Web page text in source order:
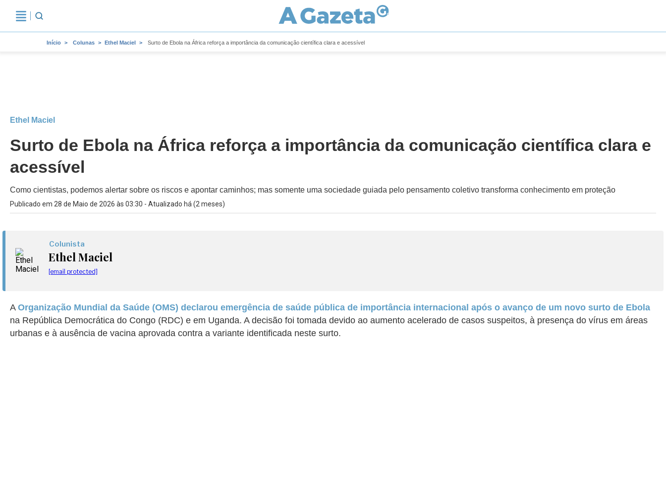
Início Colunas Ethel Maciel Surto de Ebola na África reforça a importância da comunicação científica clara e acessível
Ethel Maciel
Surto de Ebola na África reforça a importância da comunicação científica clara e
acessível
Como cientistas, podemos alertar sobre os riscos e apontar caminhos; mas somente uma sociedade guiada pelo pensamento coletivo transforma conhecimento em proteção
Publicado em 28 de Maio de 2026 às 03:30 - Atualizado há (2 meses)
Colunista
Ethel Maciel
[email protected]
A Organização Mundial da Saúde (OMS) declarou emergência de saúde pública de importância internacional após o avanço de um novo surto de Ebola
na República Democrática do Congo (RDC) e em Uganda. A decisão foi tomada devido ao aumento acelerado de casos suspeitos, à presença do vírus em áreas
urbanas e à ausência de vacina aprovada contra a variante identificada neste surto.